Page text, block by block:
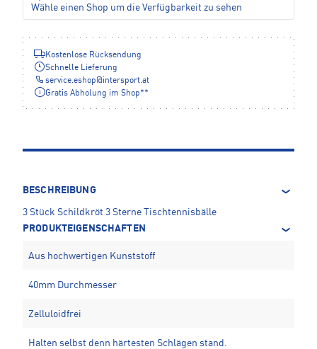
Wähle einen Shop um die Verfügbarkeit zu sehen
Kostenlose Rücksendung
Schnelle Lieferung
service.eshop@intersport.at
Gratis Abholung im Shop**
BESCHREIBUNG
3 Stück Schildkröt 3 Sterne Tischtennisbälle
PRODUKTEIGENSCHAFTEN
Aus hochwertigen Kunststoff
40mm Durchmesser
Zelluloidfrei
Halten selbst denn härtesten Schlägen stand.